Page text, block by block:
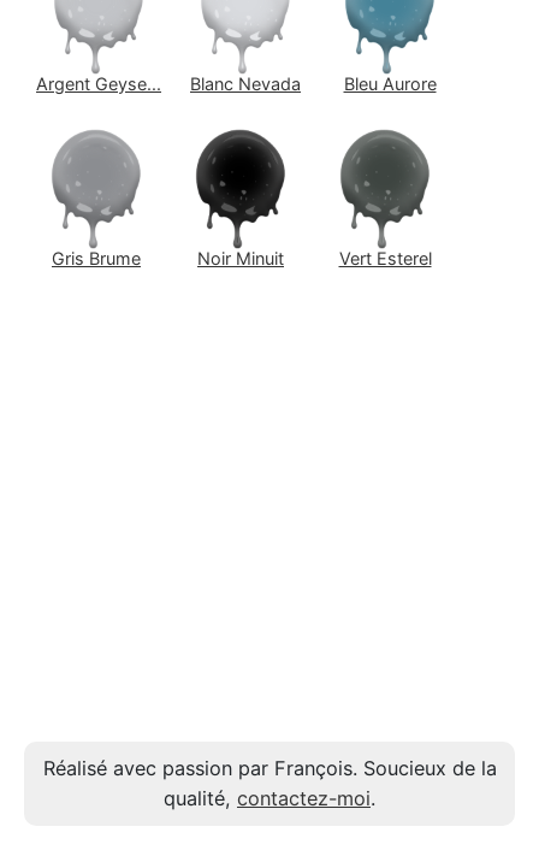
Argent Geyse... Blanc Nevada Bleu Aurore
Gris Brume Noir Minuit Vert Esterel
Réalisé avec passion par François. Soucieux de la
qualité, contactez-moi.